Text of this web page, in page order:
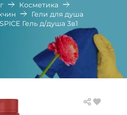
Косметика
Гели для душа
Гель д/душа 3в1